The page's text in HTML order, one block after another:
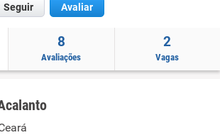
Seguir Avaliar
8
Avaliações
2
Vagas